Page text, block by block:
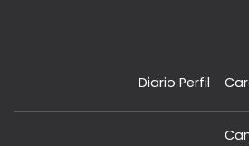
Diario Perfil